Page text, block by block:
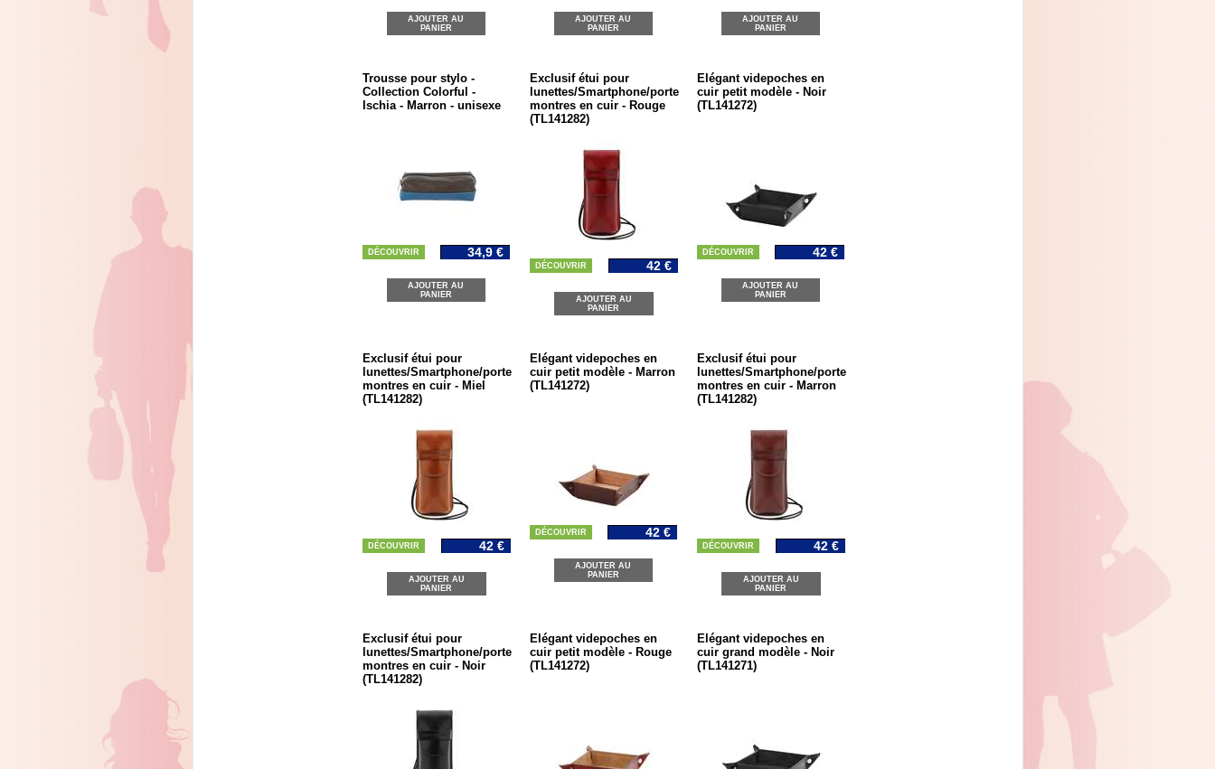
AJOUTER AU
PANIER
AJOUTER AU
PANIER
AJOUTER AU
PANIER
Trousse pour stylo -
Collection Colorful -
Ischia - Marron - unisexe
DÉCOUVRIR 34,9 €
AJOUTER AU
PANIER
Exclusif étui pour
lunettes/Smartphone/porte
montres en cuir - Rouge
(TL141282)
DÉCOUVRIR 42 €
AJOUTER AU
PANIER
Elégant videpoches en
cuir petit modèle - Noir
(TL141272)
DÉCOUVRIR 42 €
AJOUTER AU
PANIER
Exclusif étui pour
lunettes/Smartphone/porte
montres en cuir - Miel
(TL141282)
DÉCOUVRIR 42 €
AJOUTER AU
PANIER
Elégant videpoches en
cuir petit modèle - Marron
(TL141272)
DÉCOUVRIR 42 €
AJOUTER AU
PANIER
Exclusif étui pour
lunettes/Smartphone/porte
montres en cuir - Marron
(TL141282)
DÉCOUVRIR 42 €
AJOUTER AU
PANIER
Exclusif étui pour
lunettes/Smartphone/porte
montres en cuir - Noir
(TL141282)
Elégant videpoches en
cuir petit modèle - Rouge
(TL141272)
Elégant videpoches en
cuir grand modèle - Noir
(TL141271)